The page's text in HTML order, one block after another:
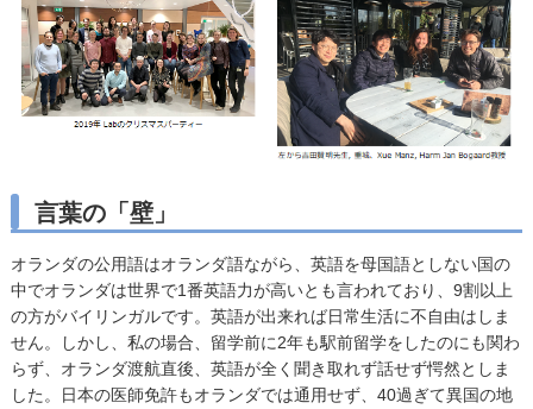
言葉の「壁」
オランダの公用語はオランダ語ながら、英語を母国語としない国の
中でオランダは世界で1番英語力が高いとも言われており、9割以上
の方がバイリンガルです。英語が出来れば日常生活に不自由はしま
せん。しかし、私の場合、留学前に2年も駅前留学をしたのにも関わ
らず、オランダ渡航直後、英語が全く聞き取れず話せず愕然としま
した。日本の医師免許もオランダでは通用せず、40過ぎて異国の地